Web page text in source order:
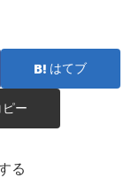
はてブ
ピー
る